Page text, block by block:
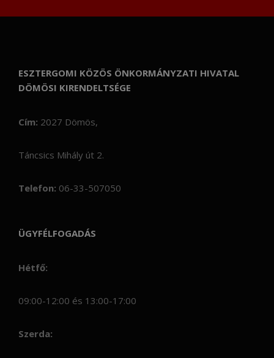
ESZTERGOMI KÖZÖS ÖNKORMÁNYZATI HIVATAL
DÖMÖSI KIRENDELTSÉGE
Cím: 2027 Dömös,
Táncsics Mihály út 2.
Telefon: 06-33-507050
ÜGYFÉLFOGADÁS
Hétfő:
09:00-12:00 és 13:00-17:00
Szerda: